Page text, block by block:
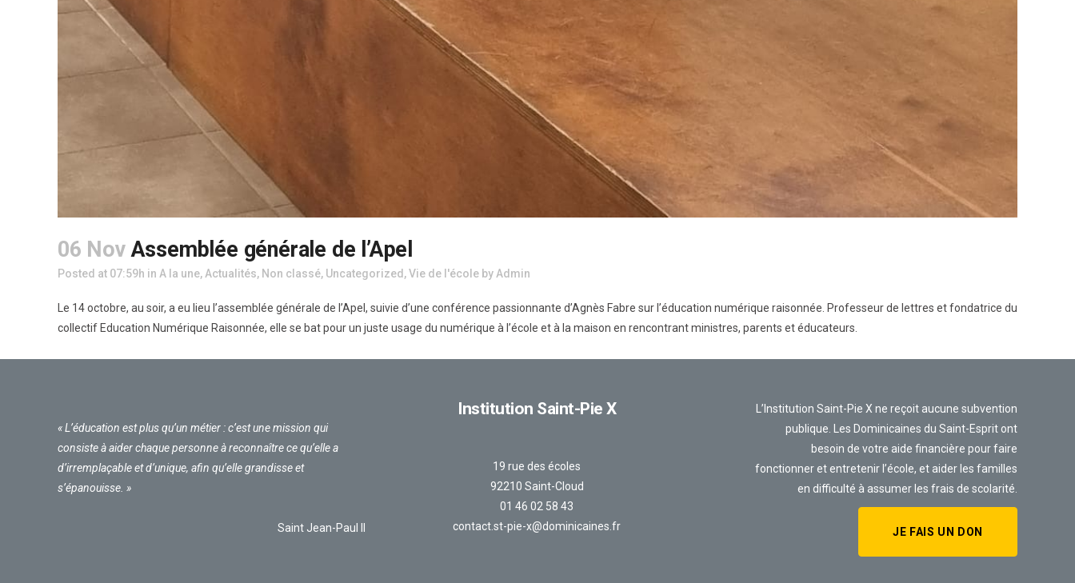
06 NovAssemblée générale de l’Apel
Posted at 07:59h in A la une,Actualités, Non classé, Uncategorized ,Vie de l'école byAdmin
Le 14 octobre, au soir, a eu lieu l’assemblée générale de l’Apel, suivie d’une conférence passionnante d’Agnès Fabre sur l’éducation numérique raisonnée. Professeur de lettres et fondatrice du
collectif Education Numérique Raisonnée, elle se bat pour un juste usage du numérique à l’école et à la maison en rencontrant ministres, parents et éducateurs.
« L’éducation est plus qu’un métier : c’est une mission qui
consiste à aider chaque personne à reconnaître ce qu’elle a
d’irremplaçable et d’unique, afin qu’elle grandisse et
s’épanouisse. »
Saint Jean-Paul II
Institution Saint-Pie X
19 rue des écoles
92210 Saint-Cloud
01 46 02 58 43
contact.st-pie-x@dominicaines.fr
L’Institution Saint-Pie X ne reçoit aucune subvention
publique. Les Dominicaines du Saint-Esprit ont
besoin de votre aide financière pour faire
fonctionner et entretenir l’école, et aider les familles
en difficulté à assumer les frais de scolarité.
JE FAIS UN DON